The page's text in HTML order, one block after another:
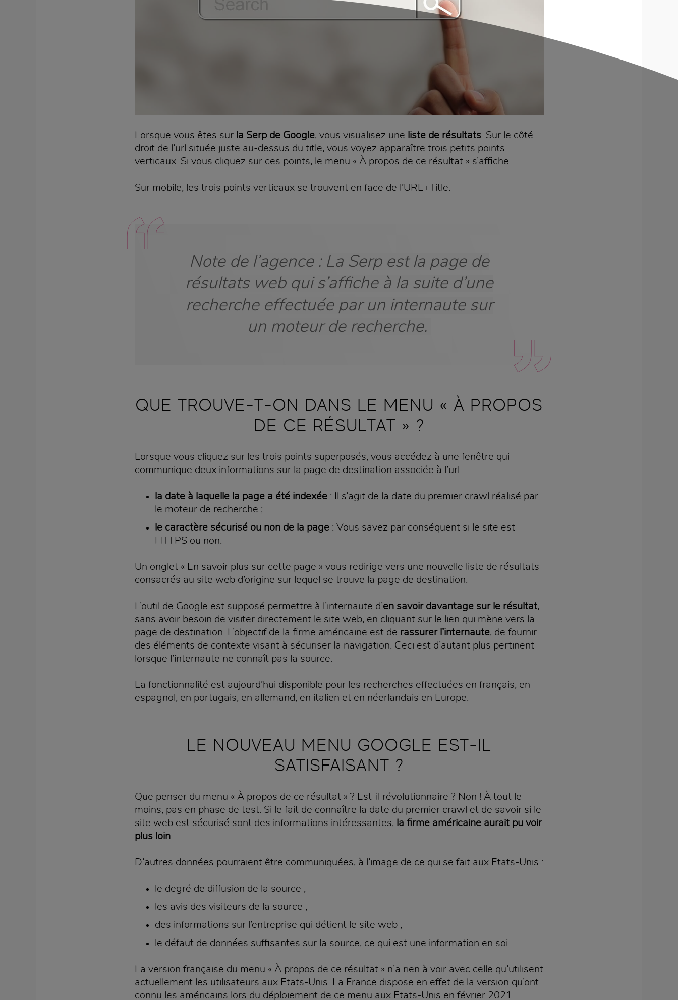
Lorsque vous êtes sur la Serp de Google, vous visualisez une liste de résultats. Sur le côté
droit de l’url située juste au-dessus du title, vous voyez apparaître trois petits points
verticaux. Si vous cliquez sur ces points, le menu « À propos de ce résultat » s’affiche.
Sur mobile, les trois points verticaux se trouvent en face de l’URL+Title.
Note de l’agence : La Serp est la page de
résultats web qui s’affiche à la suite d’une
recherche effectuée par un internaute sur
un moteur de recherche.
QUE TROUVE-T-ON DANS LE MENU « À PROPOS
DE CE RÉSULTAT » ?
Lorsque vous cliquez sur les trois points superposés, vous accédez à une fenêtre qui
communique deux informations sur la page de destination associée à l’url :
la date à laquelle la page a été indexée: Il s’agit de la date du premier crawl réalisé par
le moteur de recherche ;
le caractère sécurisé ou non de la page: Vous savez par conséquent si le site est
HTTPS ou non.
Un onglet « En savoir plus sur cette page » vous redirige vers une nouvelle liste de résultats
consacrés au site web d’origine sur lequel se trouve la page de destination.
L’outil de Google est supposé permettre à l’internaute d’en savoir davantage sur le résultat,
sans avoir besoin de visiter directement le site web, en cliquant sur le lien qui mène vers la
page de destination. L’objectif de la firme américaine est de rassurer l’internaute, de fournir
des éléments de contexte visant à sécuriser la navigation. Ceci est d’autant plus pertinent
lorsque l’internaute ne connaît pas la source.
La fonctionnalité est aujourd’hui disponible pour les recherches effectuées en français, en
espagnol, en portugais, en allemand, en italien et en néerlandais en Europe.
LE NOUVEAU MENU GOOGLE EST-IL
SATISFAISANT ?
Que penser du menu « À propos de ce résultat » ? Est-il révolutionnaire ? Non ! À tout le
moins, pas en phase de test. Si le fait de connaître la date du premier crawl et de savoir si le
site web est sécurisé sont des informations intéressantes, la firme américaine aurait pu voir
plus loin.
D’autres données pourraient être communiquées, à l’image de ce qui se fait aux Etats-Unis :
le degré de diffusion de la source ;
les avis des visiteurs de la source ;
des informations sur l’entreprise qui détient le site web ;
le défaut de données suffisantes sur la source, ce qui est une information en soi.
La version française du menu « À propos de ce résultat » n’a rien à voir avec celle qu’utilisent
actuellement les utilisateurs aux Etats-Unis. La France dispose en effet de la version qu’ont
connu les américains lors du déploiement de ce menu aux Etats-Unis en février 2021.